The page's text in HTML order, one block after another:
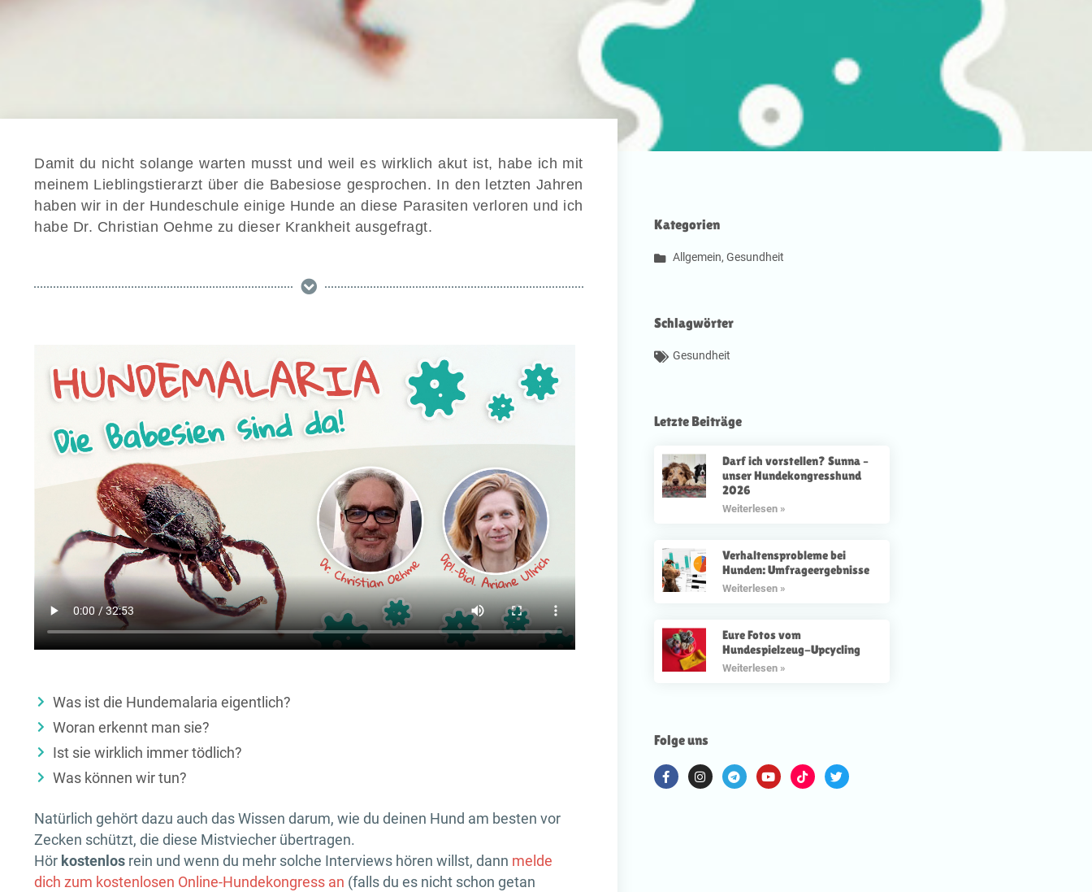
Damit du nicht solange warten musst und weil es wirklich akut ist, habe ich mit
meinem Lieblingstierarzt über die Babesiose gesprochen. In den letzten Jahren
haben wir in der Hundeschule einige Hunde an diese Parasiten verloren und ich
habe Dr. Christian Oehme zu dieser Krankheit ausgefragt.
Was ist die Hundemalaria eigentlich?
Woran erkennt man sie?
Ist sie wirklich immer tödlich?
Was können wir tun?
Natürlich gehört dazu auch das Wissen darum, wie du deinen Hund am besten vor
Zecken schützt, die diese Mistviecher übertragen.
Hör kostenlos rein und wenn du mehr solche Interviews hören willst, dann melde
dich zum kostenlosen Online-Hundekongress an (falls du es nicht schon getan
Kategorien
Allgemein, Gesundheit
Schlagwörter
Gesundheit
Letzte Beiträge
Darf ich vorstellen? Sunna –
unser Hundekongresshund
2026
Weiterlesen »
Verhaltensprobleme bei
Hunden: Umfrageergebnisse
Weiterlesen »
Eure Fotos vom
Hundespielzeug-Upcycling
Weiterlesen »
Folge uns